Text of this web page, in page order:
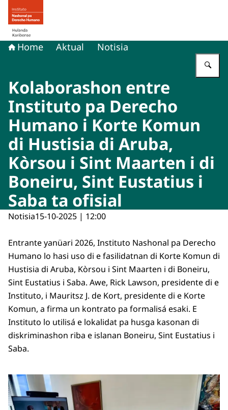
bai homepage di Derecho humano na Hulanda
Home Aktual Notisia
Kolaborashon entre
Instituto pa Derecho
Humano i Korte Komun
di Hustisia di Aruba,
Kòrsou i Sint Maarten i di
Boneiru, Sint Eustatius i
Saba ta ofisial
Notisia15-10-2025 | 12:00
Entrante yanüari 2026, Instituto Nashonal pa Derecho
Humano lo hasi uso di e fasilidatnan di Korte Komun di
Hustisia di Aruba, Kòrsou i Sint Maarten i di Boneiru,
Sint Eustatius i Saba. Awe, Rick Lawson, presidente di e
Instituto, i Mauritsz J. de Kort, presidente di e Korte
Komun, a firma un kontrato pa formalisá esaki. E
Instituto lo utilisá e lokalidat pa husga kasonan di
diskriminashon riba e islanan Boneiru, Sint Eustatius i
Saba.